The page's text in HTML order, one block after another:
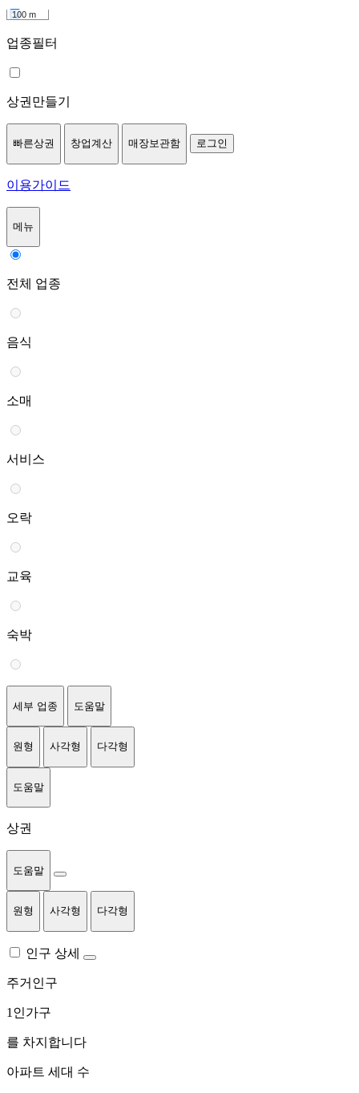
100 m
업종필터
상권만들기
빠른상권 창업계산 매장보관함 로그인
이용가이드
메뉴
전체 업종
음식
소매
서비스
오락
교육
숙박
세부 업종 도움말
원형 사각형 다각형
도움말
상권
도움말
원형 사각형 다각형
인구 상세
주거인구
1인가구
를 차지합니다
아파트 세대 수